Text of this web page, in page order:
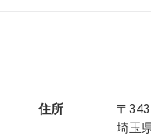
住所
〒
埼玉